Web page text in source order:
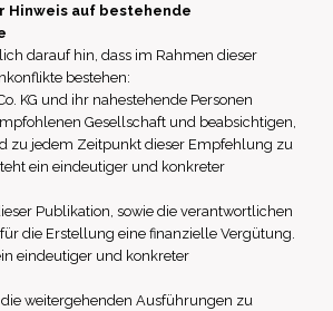
Hinweis auf bestehende
darauf hin, dass im Rahmen dieser
bestehen:
KG und ihr nahestehende Personen
Gesellschaft und beabsichtigen,
zu jedem Zeitpunkt dieser Empfehlung zu
ein eindeutiger und konkreter
Publikation, sowie die verantwortlichen
die Erstellung eine finanzielle Vergütung.
eindeutiger und konkreter
die weitergehenden Ausführungen zu